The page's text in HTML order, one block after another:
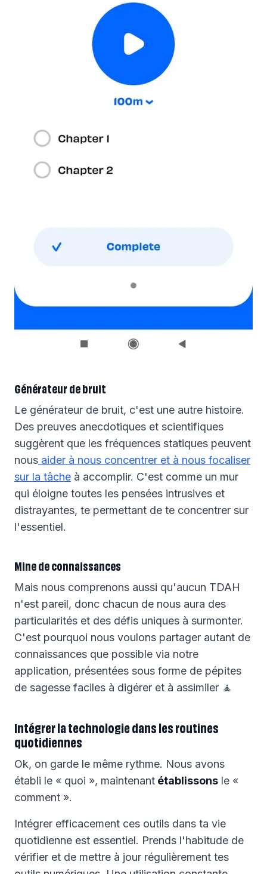
Générateur de bruit
Le générateur de bruit, c'est une autre histoire.
Des preuves anecdotiques et scientifiques
suggèrent que les fréquences statiques peuvent
nous aider à nous concentrer et à nous focaliser
sur la tâche à accomplir. C'est comme un mur
qui éloigne toutes les pensées intrusives et
distrayantes, te permettant de te concentrer sur
l'essentiel.
Mine de connaissances
Mais nous comprenons aussi qu'aucun TDAH
n'est pareil, donc chacun de nous aura des
particularités et des défis uniques à surmonter.
C'est pourquoi nous voulons partager autant de
connaissances que possible via notre
application, présentées sous forme de pépites
de sagesse faciles à digérer et à assimiler 🧘
Intégrer la technologie dans les routines
quotidiennes
Ok, on garde le même rythme. Nous avons
établi le « quoi », maintenant établissons le «
comment ».
Intégrer efficacement ces outils dans ta vie
quotidienne est essentiel. Prends l'habitude de
vérifier et de mettre à jour régulièrement tes